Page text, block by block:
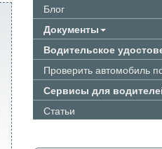
Блог
Документы
Водительское
Проверить автомобиль
Сервисы для
Статьи